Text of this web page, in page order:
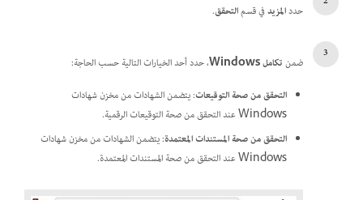
حددالمزيدفي قسمالتحقق.
ضمنتكامل Windows
، حدد أحد الخيارات التالية حسب الحاجة:
التحقق من صحة التوقيعات: يتضمن الشهادات من مخزن شهادات
Windows عند التحقق من صحة التوقيعات الرقمية.
التحقق من صحة المستندات المعتمدة: يتضمن الشهادات من مخزن شهادات
Windows عند التحقق من صحة المستندات المعتمدة.